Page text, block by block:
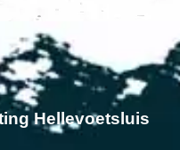
Hellevoetsluis